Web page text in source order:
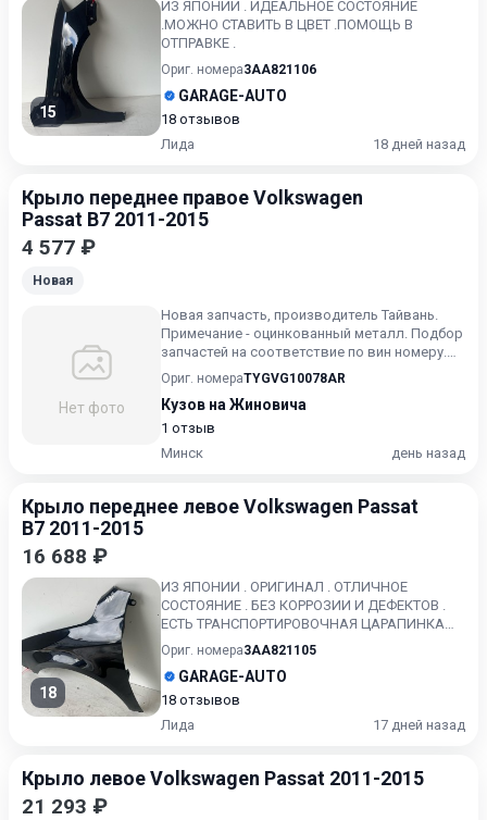
15
ИЗ ЯПОНИИ . ИДЕАЛЬНОЕ СОСТОЯНИЕ
.МОЖНО СТАВИТЬ В ЦВЕТ .ПОМОЩЬ В
ОТПРАВКЕ .
Ориг. номера3AA821106
GARAGE-AUTO
18 отзывов
Лида
18 дней назад
Крыло переднее правое Volkswagen
Passat B7 2011-2015
4 577 ₽
Новая
Нет фото
Новая запчасть, производитель Тайвань.
Примечание - оцинкованный металл. Подбор
запчастей на соответствие по вин номеру.
Пишите в Вайбер. Зв...
Ориг. номераTYGVG10078AR
Кузов на Жиновича
1 отзыв
Минск
день назад
Крыло переднее левое Volkswagen Passat
B7 2011-2015
16 688 ₽
18
ИЗ ЯПОНИИ . ОРИГИНАЛ . ОТЛИЧНОЕ
СОСТОЯНИЕ . БЕЗ КОРРОЗИИ И ДЕФЕКТОВ .
ЕСТЬ ТРАНСПОРТИРОВОЧНАЯ ЦАРАПИНКА
СМ. ФОТО .
Ориг. номера3AA821105
GARAGE-AUTO
18 отзывов
Лида
17 дней назад
Крыло левое Volkswagen Passat 2011-2015
21 293 ₽